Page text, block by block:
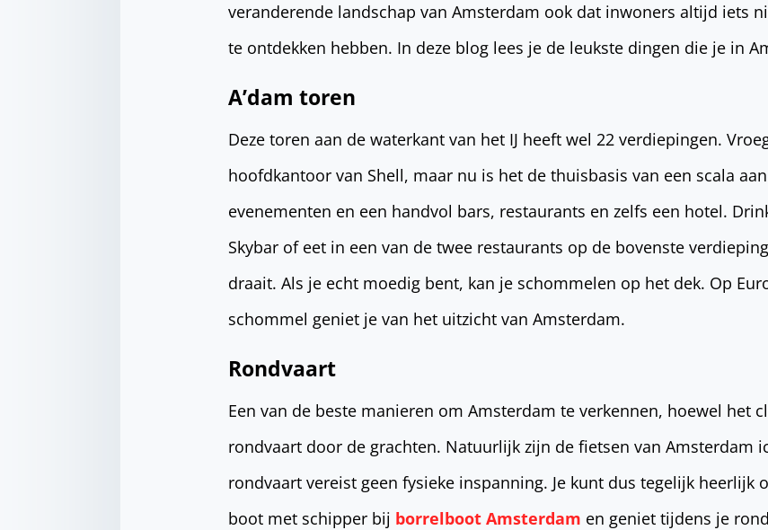
veranderende landschap van Amsterdam ook dat inwoners altijd iets
te ontdekken hebben. In deze blog lees je de leukste dingen die je in
A’dam toren
Deze toren aan de waterkant van het IJ heeft wel 22 verdiepingen.
hoofdkantoor van Shell, maar nu is het de thuisbasis van een scala
evenementen en een handvol bars, restaurants en zelfs een hotel.
Skybar of eet in een van de twee restaurants op de bovenste
draait. Als je echt moedig bent, kan je schommelen op het dek. Op
schommel geniet je van het uitzicht van Amsterdam.
Rondvaart
Een van de beste manieren om Amsterdam te verkennen, hoewel het
rondvaart door de grachten. Natuurlijk zijn de fietsen van Amsterdam
rondvaart vereist geen fysieke inspanning. Je kunt dus tegelijk heerlijk
boot met schipper bij borrelboot Amsterdam en geniet tijdens je